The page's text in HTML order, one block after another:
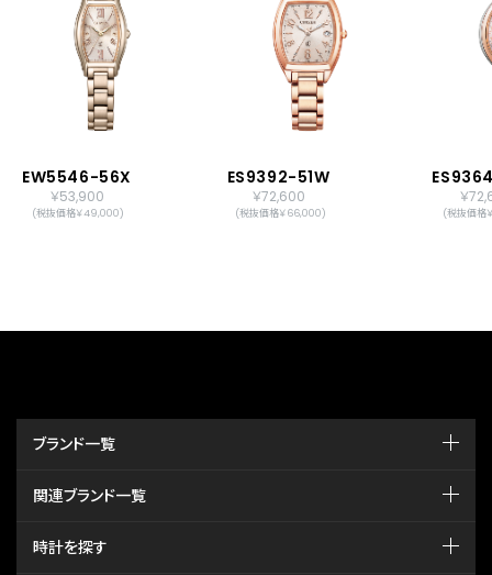
EW5546-56X
￥53,900
(税抜価格￥49,000)
ES9392-51W
￥72,600
(税抜価格￥66,000)
￥
(税抜価格
ブランド一覧
関連ブランド一覧
時計を探す